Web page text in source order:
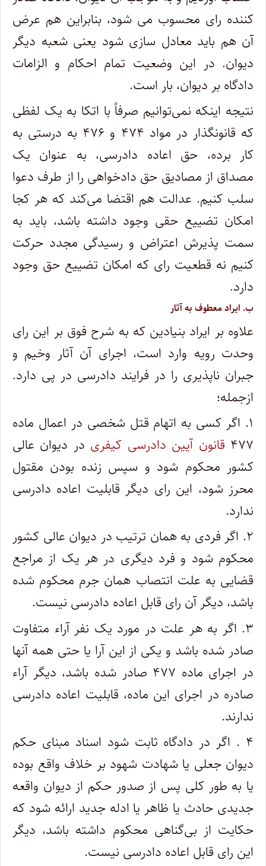
کننده رای محسوب می شود، بنابراین هم عرض
آن هم باید معادل سازی شود یعنی شعبه دیگر
دیوان. در این وضعیت تمام احکام و الزامات
دادگاه بر دیوان، بار است.
نتیجه اینکه نمی‌توانیم صرفاً با اتکا به یک لفظی
که قانونگذار در مواد ۴۷۴ و ۴۷۶ به درستی به
کار برده، حق اعاده دادرسی، به عنوان یک
مصداق از مصادیق حق دادخواهی را از طرف دعوا
سلب کنیم. عدالت هم اقتضا می‌کند که هر کجا
امکان تضییع حقی وجود داشته باشد، باید به
سمت پذیرش اعتراض و رسیدگی مجدد حرکت
کنیم نه قطعیت رای که امکان تضییع حق وجود
دارد.
ب. ایراد معطوف به آثار
علاوه بر ایراد بنیادین که به شرح فوق بر این رای
وحدت رویه وارد است، اجرای آن آثار وخیم و
جبران ناپذیری را در فرایند دادرسی در پی دارد.
ازجمله؛
۱. اگر کسی به اتهام قتل شخصی در اعمال ماده
۴۷۷ قانون آیین دادرسی کیفری در دیوان عالی
کشور محکوم شود و سپس زنده بودن مقتول
محرز شود، این رای دیگر قابلیت اعاده دادرسی
ندارد.
۲. اگر فردی به همان ترتیب در دیوان عالی کشور
محکوم شود و فرد دیگری در هر یک از مراجع
قضایی به علت انتصاب همان جرم محکوم شده
باشد، دیگر آن رای قابل اعاده دادرسی نیست.
۳. اگر به هر علت در مورد یک نفر آراء متفاوت
صادر شده باشد و یکی از این آرا یا حتی همه آنها
در اجرای ماده ۴۷۷ صادر شده باشد، دیگر آراء
صادره در اجرای این ماده، قابلیت اعاده دادرسی
ندارند.
۴ . اگر در دادگاه ثابت شود اسناد مبنای حکم
دیوان جعلی یا شهادت شهود بر خلاف واقع بوده
یا به طور کلی پس از صدور حکم از دیوان واقعه
جدیدی حادث یا ظاهر یا ادله جدید ارائه شود که
حکایت از بی‌گناهی محکوم داشته باشد، دیگر
این رای قابل اعاده دادرسی نیست.